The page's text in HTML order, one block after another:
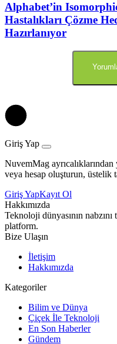
Alphabet’in
Hastalıkları Çözme
Hazırlanıyor
Giriş Yap
NuvemMag
veya hesap oluşturun, üstelik
Giriş YapKayıt Ol
Hakkımızda
Teknoloji dünyasının
platform.
Bize Ulaşın
İletişim
Hakkımızda
Kategoriler
Bilim ve Dünya
Çiçek İle Teknoloji
En Son Haberler
Gündem